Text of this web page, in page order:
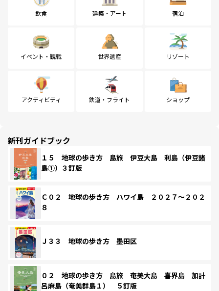
飲食 建築・アート 宿泊
イベント・観戦 世界遺産 リゾート
アクティビティ 鉄道・フライト ショップ
新刊ガイドブック
１５ 地球の歩き方 島旅 伊豆大島 利島（伊豆諸
島①）３訂版
Ｃ０２ 地球の歩き方 ハワイ島 ２０２７～２０２
８
Ｊ３３ 地球の歩き方 墨田区
０２ 地球の歩き方 島旅 奄美大島 喜界島 加計
呂麻島（奄美群島１） ５訂版